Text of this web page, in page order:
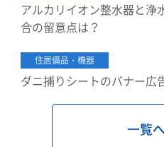
アルカリイオン整水器と浄
合の留意点は？
住居備品・機器
ダニ捕りシートのバナー広
一覧